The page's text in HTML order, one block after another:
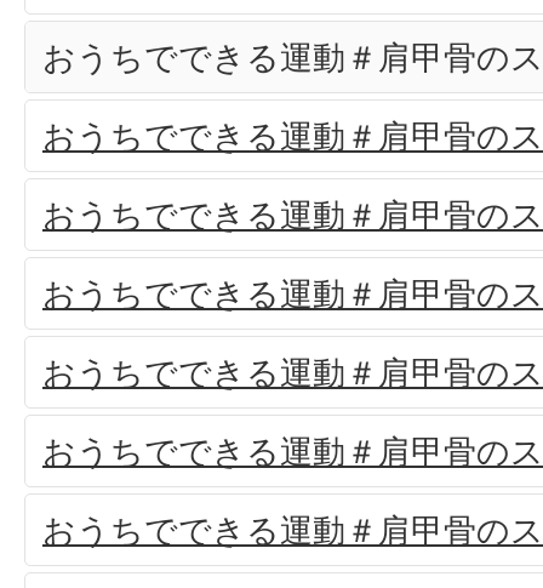
おうちでできる運動＃肩甲骨の
おうちでできる運動＃肩甲骨の
おうちでできる運動＃肩甲骨の
おうちでできる運動＃肩甲骨の
おうちでできる運動＃肩甲骨の
おうちでできる運動＃肩甲骨の
おうちでできる運動＃肩甲骨の